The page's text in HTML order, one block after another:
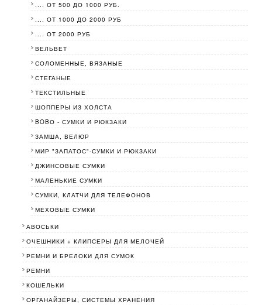
.... ОТ 500 ДО 1000 РУБ.
.... ОТ 1000 ДО 2000 РУБ
.... ОТ 2000 РУБ
ВЕЛЬВЕТ
СОЛОМЕННЫЕ, ВЯЗАНЫЕ
СТЕГАНЫЕ
ТЕКСТИЛЬНЫЕ
ШОППЕРЫ ИЗ ХОЛСТА
BOBО - СУМКИ И РЮКЗАКИ
ЗАМША, ВЕЛЮР
МИР "ЗАПАТОС"-СУМКИ И РЮКЗАКИ
ДЖИНСОВЫЕ СУМКИ
МАЛЕНЬКИЕ СУМКИ
СУМКИ, КЛАТЧИ ДЛЯ ТЕЛЕФОНОВ
МЕХОВЫЕ СУМКИ
АВОСЬКИ
ОЧЕШНИКИ + КЛИПСЕРЫ ДЛЯ МЕЛОЧЕЙ
РЕМНИ И БРЕЛОКИ ДЛЯ СУМОК
РЕМНИ
КОШЕЛЬКИ
ОРГАНАЙЗЕРЫ, СИСТЕМЫ ХРАНЕНИЯ